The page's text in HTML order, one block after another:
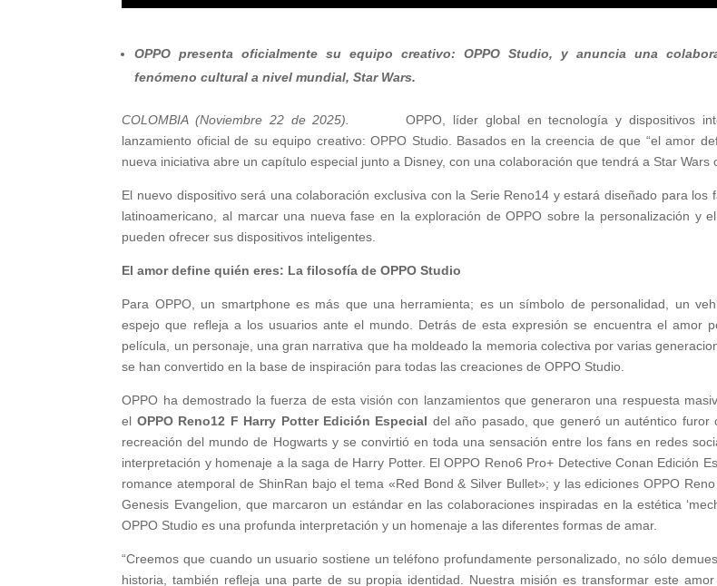
OPPO presenta oficialmente su equipo creativo: OPPO Studio, y anuncia una
fenómeno cultural a nivel mundial, Star Wars.
COLOMBIA (Noviembre 22 de 2025).OPPO, líder global en tecnología y dispositivos
lanzamiento oficial de su equipo creativo: OPPO Studio. Basados en la creencia de que “el amor
nueva iniciativa abre un capítulo especial junto a Disney, con una colaboración que tendrá a Star Wars
El nuevo dispositivo será una colaboración exclusiva con la Serie Reno14 y estará diseñado para los
latinoamericano, al marcar una nueva fase en la exploración de OPPO sobre la personalización y
pueden ofrecer sus dispositivos inteligentes.
El amor define quién eres: La filosofía de OPPO Studio
Para OPPO, un smartphone es más que una herramienta; es un símbolo de personalidad, un
espejo que refleja a los usuarios ante el mundo. Detrás de esta expresión se encuentra el amor
película, un personaje, una gran narrativa que ha moldeado la memoria colectiva por varias
se han convertido en la base de inspiración para todas las creaciones de OPPO Studio.
OPPO ha demostrado la fuerza de esta visión con lanzamientos que generaron una respuesta
el OPPO Reno12 F Harry Potter Edición Especial del año pasado, que generó un auténtico furor
recreación del mundo de Hogwarts y se convirtió en toda una sensación entre los fans en redes
interpretación y homenaje a la saga de Harry Potter. El OPPO Reno6 Pro+ Detective Conan Edición
romance atemporal de ShinRan bajo el tema «Red Bond & Silver Bullet»; y las ediciones OPPO
Genesis Evangelion, que marcaron un estándar en las colaboraciones inspiradas en la estética
OPPO Studio es una profunda interpretación y un homenaje a las diferentes formas de amar.
“Creemos que cuando un usuario sostiene un teléfono profundamente personalizado, no sólo
historia, también refleja una parte de su propia identidad. Nuestra misión es transformar este amor